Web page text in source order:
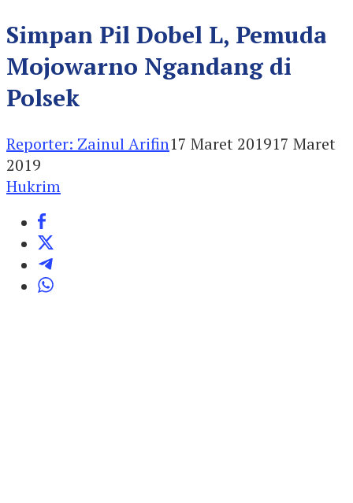
Simpan Pil Dobel L, Pemuda
Mojowarno Ngandang di
Polsek
Reporter: Zainul Arifin17 Maret 201917 Maret
2019
Hukrim